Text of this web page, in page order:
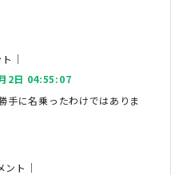
｜
2日 04:55:07
手に名乗ったわけではありま
ント｜